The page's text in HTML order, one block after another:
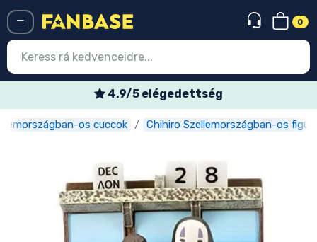
0
5 elégedettség
os cuccok Chihiro Szellemországban-os
Belépés Regisztráció
Legújabb cuccok
Akciós ajánlatok
Express szállítás